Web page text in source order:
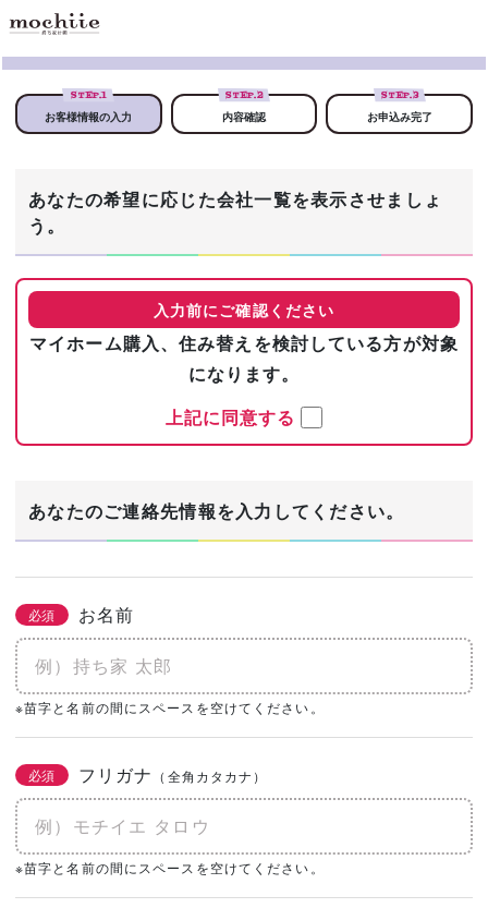
STEP.1
お客様情報の入力
STEP.2
内容確認
STEP.3
お申込み完了
あなたの希望に応じた会社一覧を表示させましょ
う。
入力前にご確認ください
マイホーム購入、住み替えを検討している方が対象
になります。
上記に同意する
必須 あなたの生年月日
必須 土地の有無
なし あり 購入予定がある
0㎡
あなたのご連絡先情報を入力してください。
必須 お名前
※苗字と名前の間にスペースを空けてください。
必須 フリガナ （全角カタカナ）
※苗字と名前の間にスペースを空けてください。